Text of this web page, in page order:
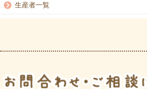
生産者一覧